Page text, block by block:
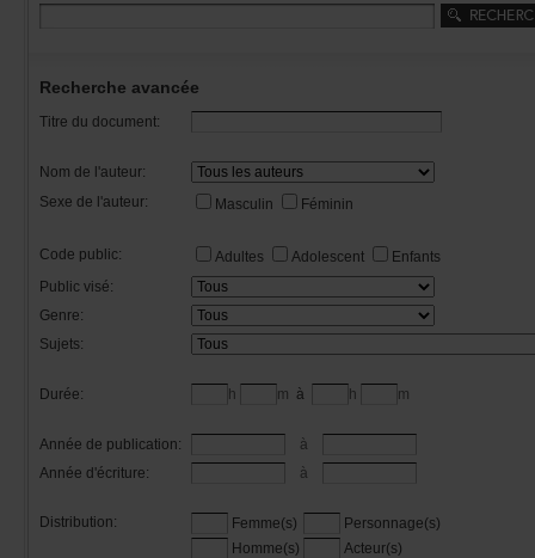
Rechercheavancée
Titredudocument:
Nomdel'auteur:
Sexedel'auteur:
Masculin Féminin
Codepublic: Adultes Adolescent
Enfants
Publicvisé:
Genre:
Sujets:
Durée: h m à h m
Annéedepublication:
à
Annéed'écriture:
à
Distribution: Femme(s)
Personnage(s)
Homme(s)
Acteur(s)